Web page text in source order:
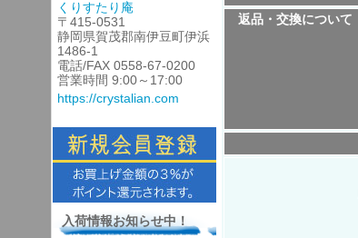
くりすたり庵
〒415-0531
静岡県賀茂郡南伊豆町伊浜
1486-1
電話/FAX 0558-67-0200
営業時間 9:00～17:00
https://crystalian.com
入荷情報お知らせ中！
返品・交換について